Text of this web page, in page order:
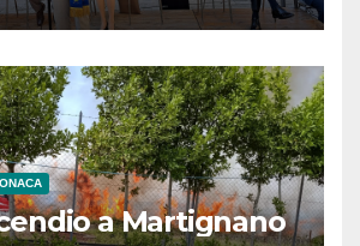
a Martignano